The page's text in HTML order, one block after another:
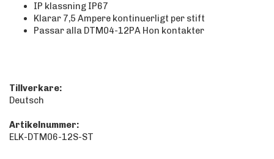
IP klassning IP67
Klarar 7,5 Ampere kontinuerligt per stift
Passar alla DTM04-12PA Hon kontakter
Tillverkare:
Deutsch
Artikelnummer:
ELK-DTM06-12S-ST